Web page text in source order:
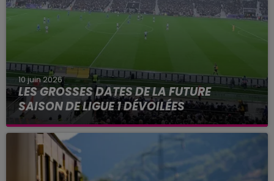
10 juin 2026
LES GROSSES DATES DE LA FUTURE
SAISON DE LIGUE 1 DÉVOILÉES
Parmi les grosses dates de la saison à venir, une
ultime journée au Parc des Princes en mai
prochain.